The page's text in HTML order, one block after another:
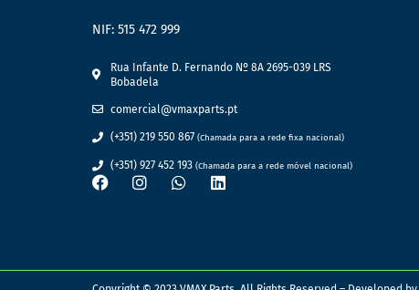
NIF: 515 472 999
Rua Infante D. Fernando Nº 8A 2695-039 LRS
Bobadela
comercial@vmaxparts.pt
(+351) 219 550 867 (Chamada para a rede fixa nacional)
(+351) 927 452 193 (Chamada para a rede móvel nacional)